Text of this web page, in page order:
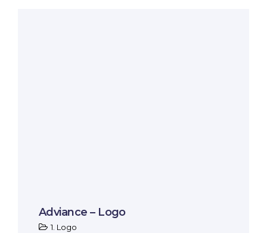
Adviance – Logo
1. Logo